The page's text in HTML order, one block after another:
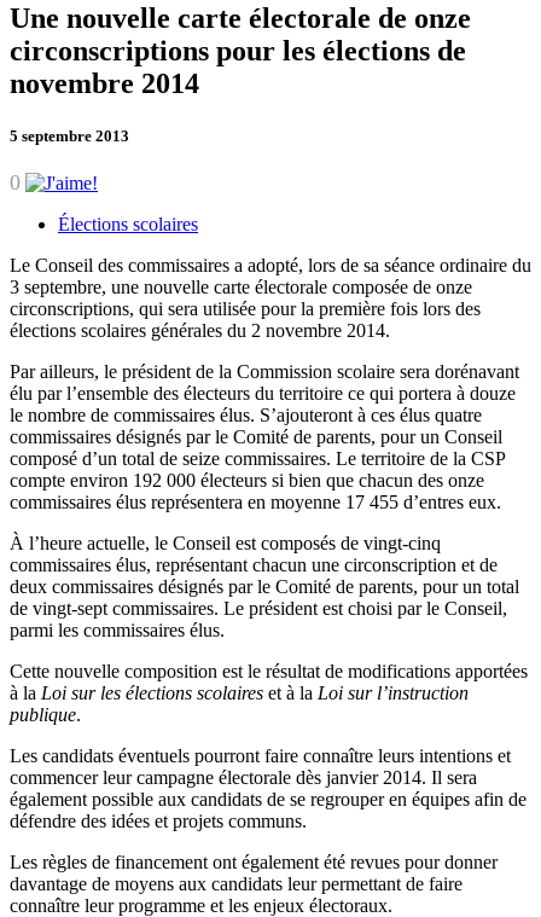
Une nouvelle carte électorale de onze
circonscriptions pour les élections de
novembre 2014
5 septembre 2013
0
Élections scolaires
Le Conseil des commissaires a adopté, lors de sa séance ordinaire du
3 septembre, une nouvelle carte électorale composée de onze
circonscriptions, qui sera utilisée pour la première fois lors des
élections scolaires générales du 2 novembre 2014.
Par ailleurs, le président de la Commission scolaire sera dorénavant
élu par l’ensemble des électeurs du territoire ce qui portera à douze
le nombre de commissaires élus. S’ajouteront à ces élus quatre
commissaires désignés par le Comité de parents, pour un Conseil
composé d’un total de seize commissaires. Le territoire de la CSP
compte environ 192 000 électeurs si bien que chacun des onze
commissaires élus représentera en moyenne 17 455 d’entres eux.
À l’heure actuelle, le Conseil est composés de vingt-cinq
commissaires élus, représentant chacun une circonscription et de
deux commissaires désignés par le Comité de parents, pour un total
de vingt-sept commissaires. Le président est choisi par le Conseil,
parmi les commissaires élus.
Cette nouvelle composition est le résultat de modifications apportées
à la Loi sur les élections scolaires et à la Loi sur l’instruction
publique.
Les candidats éventuels pourront faire connaître leurs intentions et
commencer leur campagne électorale dès janvier 2014. Il sera
également possible aux candidats de se regrouper en équipes afin de
défendre des idées et projets communs.
Les règles de financement ont également été revues pour donner
davantage de moyens aux candidats leur permettant de faire
connaître leur programme et les enjeux électoraux.